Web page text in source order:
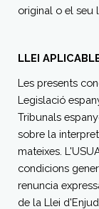
original o el seu
LLEI
Les presents
Legislació
Tribunals
sobre la
mateixes.
condicions
renuncia
de la Llei